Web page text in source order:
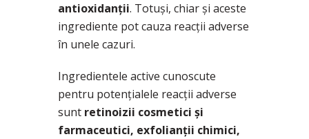
antioxidanții. Totuși, chiar și aceste
ingrediente pot cauza reacții adverse
în unele cazuri.
Ingredientele active cunoscute
pentru potențialele reacții adverse
sunt retinoizii cosmetici și
farmaceutici, exfolianții chimici,